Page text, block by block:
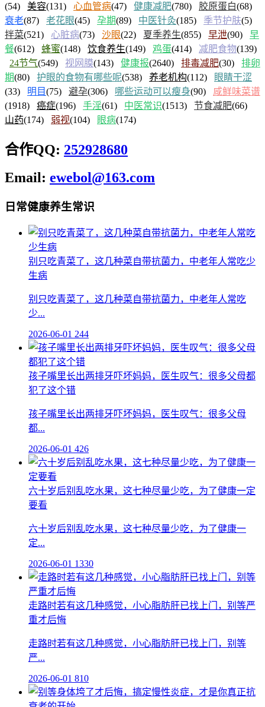
(54) 美容(131) 心血管病(47) 健康减肥(780) 胶原蛋白(68)
衰老(87) 老花眼(45) 孕期(89) 中医针灸(185) 季节护肤(5)
拌菜(521) 心脏病(73) 沙眼(22) 夏季养生(855) 早泄(90) 早
餐(612) 蜂蜜(148) 饮食养生(149) 鸡蛋(414) 减肥食物(139)
24节气(549) 视网膜(143) 健康报(2640) 排毒减肥(30) 排卵
期(80) 护眼的食物有哪些呢(538) 养老机构(112)
眼睛干涩
(33) 明目(75) 避孕(306) 哪些运动可以瘦身(90) 咸鲜味菜谱
(1918) 癌症(196) 手淫(61) 中医常识(1513) 节食减肥(66)
山药(174) 弱视(104) 眼病(174)
合作QQ: 252928680
Email: ewebol@163.com
日常健康养生常识
别只吃青菜了，这几种菜自带抗菌力，中老年人常吃少
生病
别只吃青菜了，这几种菜自带抗菌力，中老年人常吃
少...
2026-06-01 244
孩子嘴里长出两排牙吓坏妈妈，医生叹气：很多父母都
犯了这个错
孩子嘴里长出两排牙吓坏妈妈，医生叹气：很多父母
都...
2026-06-01 426
六十岁后别乱吃水果，这七种尽量少吃，为了健康一定
要看
六十岁后别乱吃水果，这七种尽量少吃，为了健康一
定...
2026-06-01 1330
走路时若有这几种感觉，小心脂肪肝已找上门，别等严
重才后悔
走路时若有这几种感觉，小心脂肪肝已找上门，别等
严...
2026-06-01 810